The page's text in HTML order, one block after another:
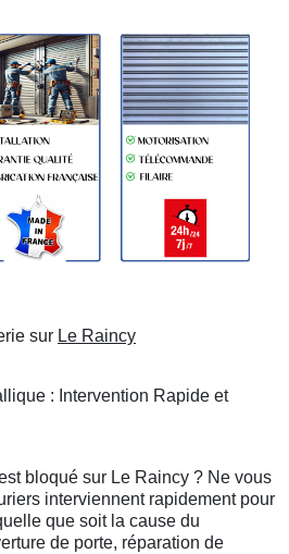
sur Le Raincy
: Intervention Rapide et
bloqué sur Le Raincy ? Ne vous
interviennent rapidement pour
que soit la cause du
de porte, réparation de